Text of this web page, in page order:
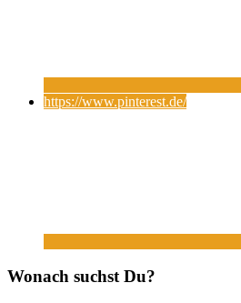
https://www.pinterest.de/
Wonach suchst Du?